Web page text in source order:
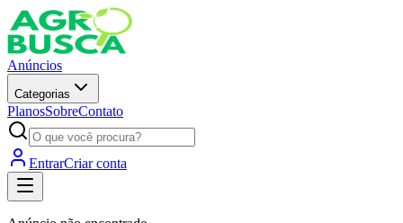
Anúncios
Categorias
PlanosSobreContato
EntrarCriar conta